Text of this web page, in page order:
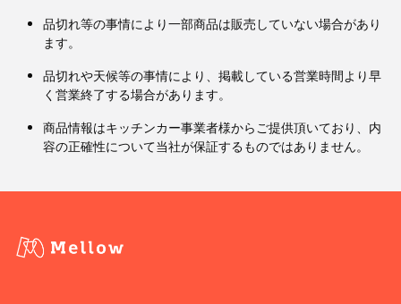
品切れ等の事情により一部商品は販売していない場合があり
ます。
品切れや天候等の事情により、掲載している営業時間より早
く営業終了する場合があります。
商品情報はキッチンカー事業者様からご提供頂いており、内
容の正確性について当社が保証するものではありません。